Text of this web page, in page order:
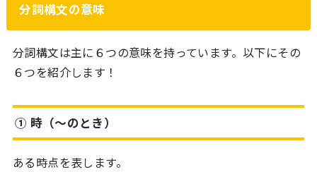
分詞構文の意味
分詞構文は主に６つの意味を持っています。以下にその
６つを紹介します！
① 時（〜のとき）
ある時点を表します。